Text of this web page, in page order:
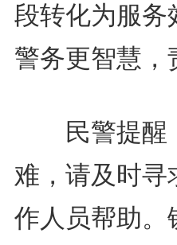
段转化为服务
警务更智慧，
民警提醒
难，请及时寻
作人员帮助。